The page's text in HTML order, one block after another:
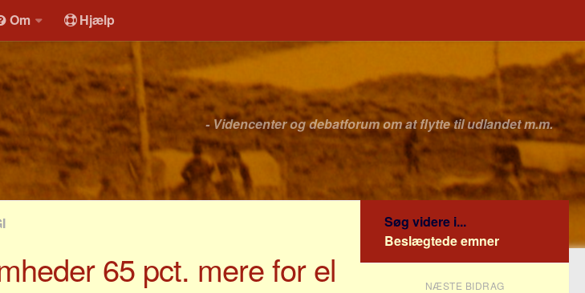
Om Hjælp
- Videncenter og debatforum om at flytte til udlandet m.m.
65 pct. mere for el
Søg videre i...
Beslægtede emner
NÆSTE BIDRAG